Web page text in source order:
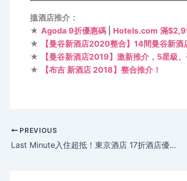
搵酒店推介：
★ Agoda 9折優惠碼
Hotels.com 滿
★
【曼谷新酒店2020整合】14間曼谷新酒
★
【曼谷新酒店2019】激新推介，5星級
★
【布吉 新酒店 2018】整合推介！
PREVIOUS
Last Minute入住超抵！東京酒店 17折酒店優惠碼 – Japanican e路東瀛